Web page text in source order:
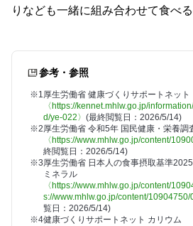
りなども一緒に組み合わせて食べ
参考・参照
※1厚生労働省 健康づくりサポートネッ
〈https://kennet.mhlw.go.jp/
d/ye-022〉 (最終閲覧日：2026/5/14)
※2厚生労働省 令和5年 国民健康・栄養調
〈https://www.mhlw.go.jp/content/
終閲覧日：2026/5/14)
※3厚生労働省 日本人の食事摂取基準
ミネラル
〈https://www.mhlw.go.jp/content/
s://www.mhlw.go.jp/content/10904750/
覧日：2026/5/14)
※4健康づくりサポートネット カリウム